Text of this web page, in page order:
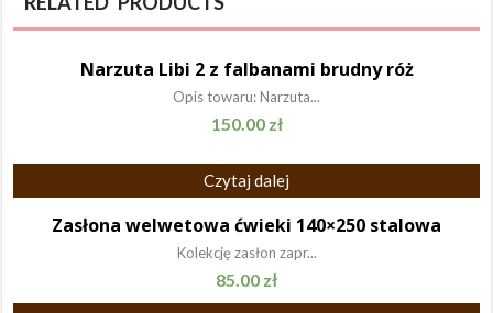
Narzuta Libi 2 z falbanami brudny róż
Opis towaru: Narzuta...
150.00 zł
Czytaj dalej
Zasłona welwetowa ćwieki 140×250 stalowa
Kolekcję zasłon zapr...
85.00 zł